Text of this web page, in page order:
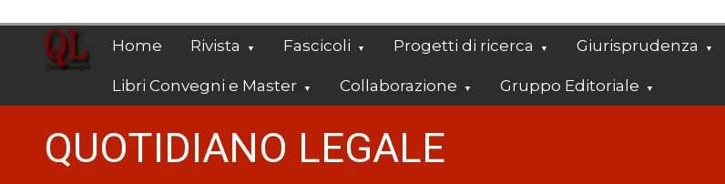
contenuto
Home Rivista Fascicoli Progetti di ricerca Giurisprudenza
Libri Convegni e Master Collaborazione Gruppo Editoriale
QUOTIDIANO LEGALE